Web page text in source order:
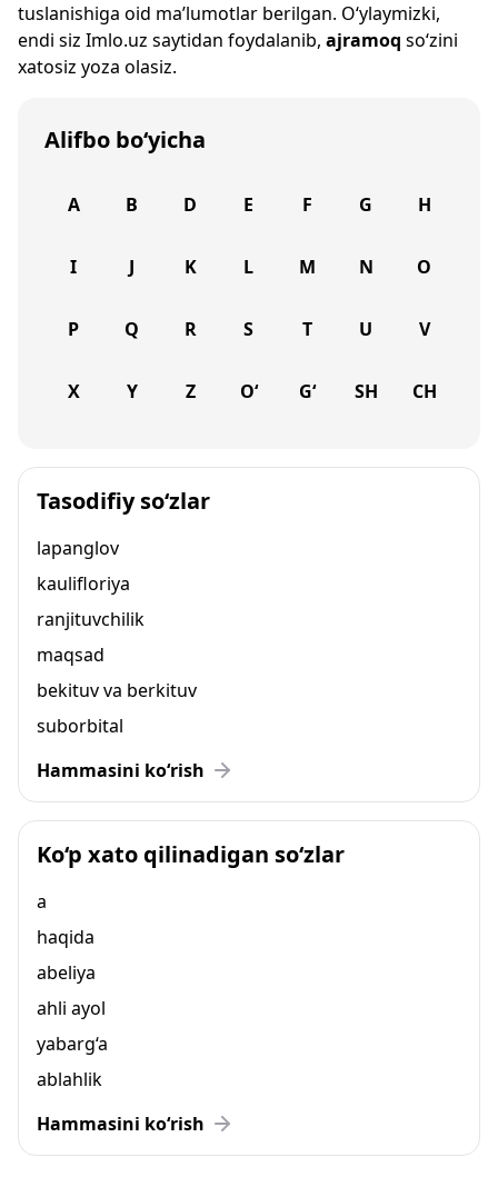
tuslanishiga oid ma’lumotlar berilgan. O‘ylaymizki,
endi siz Imlo.uz saytidan foydalanib, ajramoq so‘zini
xatosiz yoza olasiz.
Alifbo bo‘yicha
A B D E F G H
I J K L M N O
P Q R S T U V
X Y Z O‘ G‘ SH CH
Tasodifiy so‘zlar
lapanglov
kaulifloriya
ranjituvchilik
maqsad
bekituv va berkituv
suborbital
Hammasini ko‘rish
Ko‘p xato qilinadigan so‘zlar
a
haqida
abeliya
ahli ayol
yabarg‘a
ablahlik
Hammasini ko‘rish